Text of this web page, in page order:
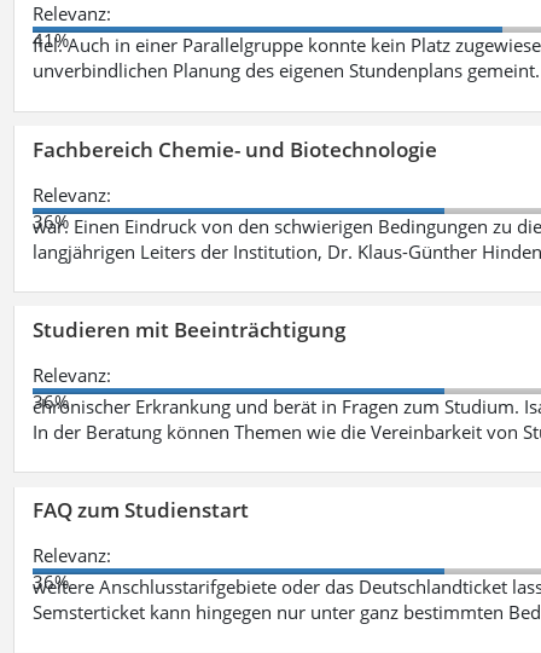
Relevanz:
41%
fiel. Auch in einer Parallelgruppe konnte kein Platz
unverbindlichen Planung des eigenen Stundenplans
Fachbereich Chemie- und Biotechnologie
Relevanz:
36%
war. Einen Eindruck von den schwierigen Bedingungen zu
langjährigen Leiters der Institution, Dr. Klaus-Günther
Studieren mit Beeinträchtigung
Relevanz:
36%
chronischer Erkrankung und berät in Fragen zum Studium.
In der Beratung können Themen wie die Vereinbarkeit von
FAQ zum Studienstart
Relevanz:
36%
weitere Anschlusstarifgebiete oder das Deutschlandticket
Semsterticket kann hingegen nur unter ganz bestimmten